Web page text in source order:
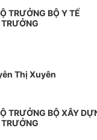
TRƯỞNG BỘ Y TẾ
Thị Xuyên
TRƯỞNG BỘ XÂY